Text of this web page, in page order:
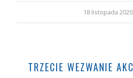
18 listopada 2020
TRZECIE WEZWANIE